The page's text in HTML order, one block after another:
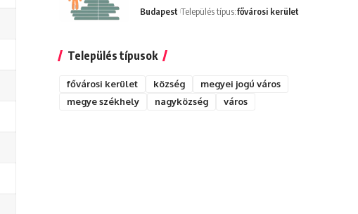
Budapest Település típus:fővárosi kerület
Település típusok
fővárosi kerület község
megyei jogú város
megye székhely
nagyközség város